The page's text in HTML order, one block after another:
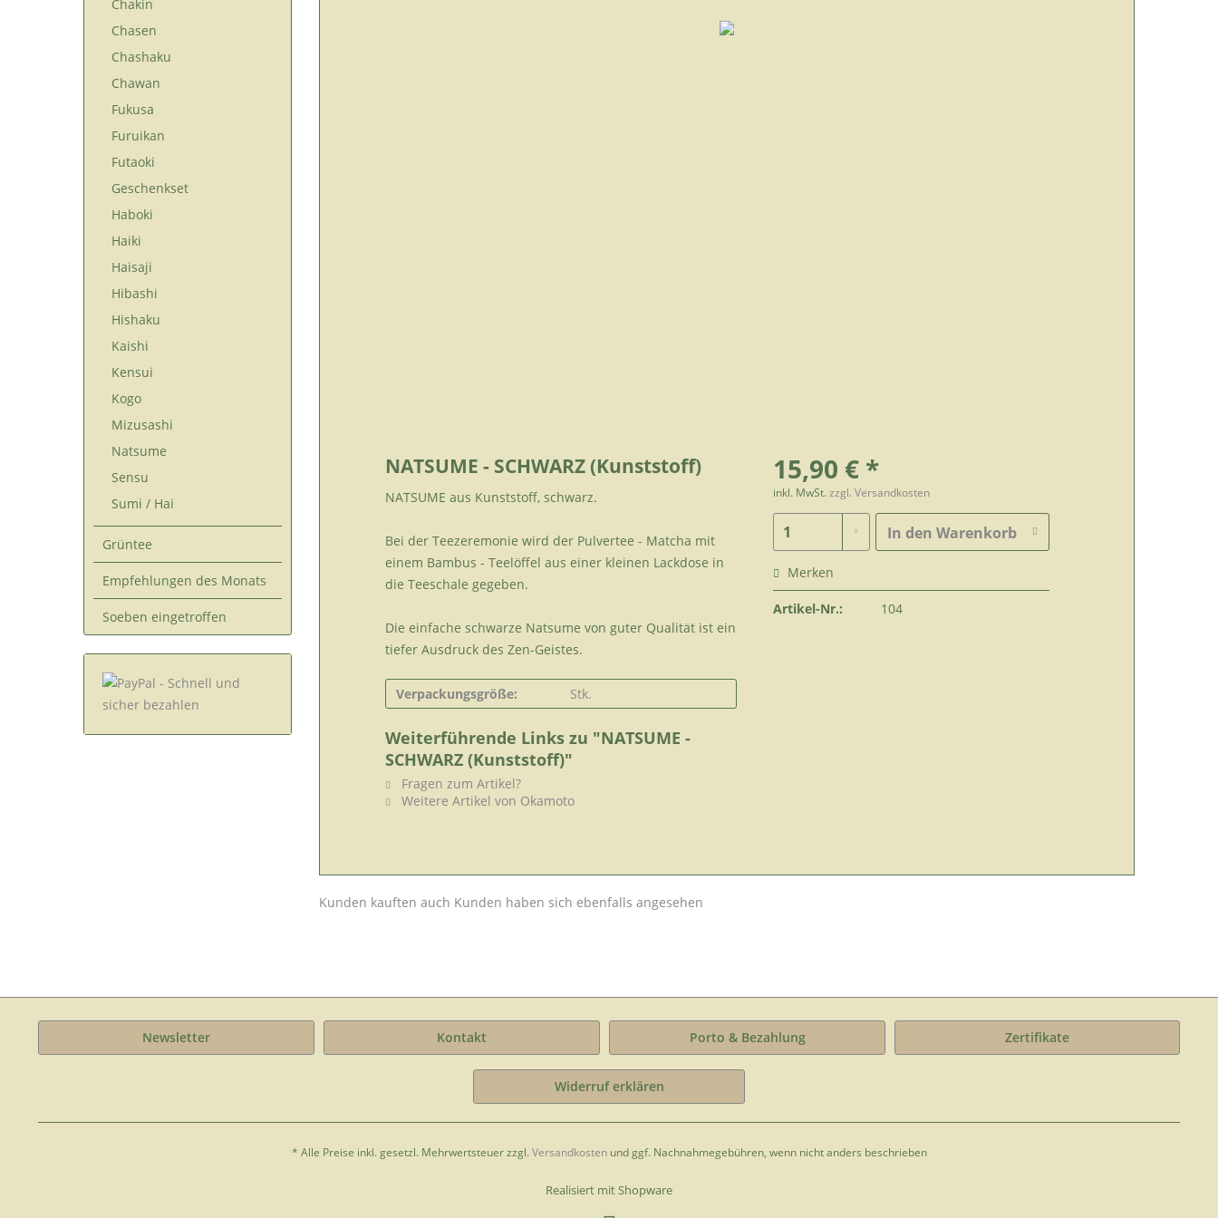
Chakin
Chasen
Chashaku
Chawan
Fukusa
Furuikan
Futaoki
Geschenkset
Haboki
Haiki
Haisaji
Hibashi
Hishaku
Kaishi
Kensui
Kogo
Mizusashi
Natsume
Sensu
Sumi / Hai
Grüntee
Empfehlungen des Monats
Soeben eingetroffen
NATSUME - SCHWARZ (Kunststoff)
NATSUME aus Kunststoff, schwarz.
Bei der Teezeremonie wird der Pulvertee - Matcha mit
einem Bambus - Teelöffel aus einer kleinen Lackdose in
die Teeschale gegeben.
Die einfache schwarze Natsume von guter Qualität ist ein
tiefer Ausdruck des Zen-Geistes.
Verpackungsgröße: Stk.
Weiterführende Links zu "NATSUME -
SCHWARZ (Kunststoff)"
Fragen zum Artikel?
Weitere Artikel von Okamoto
15,90 € *
inkl. MwSt.zzgl. Versandkosten
In den Warenkorb
Merken
Artikel-Nr.: 104
Kunden kauften auch Kunden haben sich ebenfalls angesehen
Newsletter Kontakt Porto & Bezahlung Zertifikate
Widerruf erklären
* Alle Preise inkl. gesetzl. Mehrwertsteuer zzgl.Versandkostenund ggf. Nachnahmegebühren, wenn nicht anders beschrieben
Realisiert mit Shopware